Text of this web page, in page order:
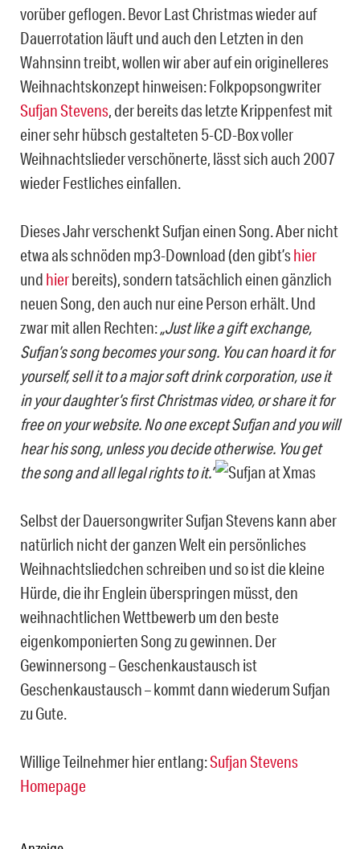
vorüber geflogen. Bevor Last Christmas wieder auf
Dauerrotation läuft und auch den Letzten in den
Wahnsinn treibt, wollen wir aber auf ein originelleres
Weihnachtskonzept hinweisen: Folkpopsongwriter
Sufjan Stevens, der bereits das letzte Krippenfest mit
einer sehr hübsch gestalteten 5-CD-Box voller
Weihnachtslieder verschönerte, lässt sich auch 2007
wieder Festliches einfallen.
Dieses Jahr verschenkt Sufjan einen Song. Aber nicht
etwa als schnöden mp3-Download (den gibt’shier
und hierbereits), sondern tatsächlich einen gänzlich
neuen Song, den auch nur eine Person erhält. Und
zwar mit allen Rechten:„Just like a gift exchange,
Sufjan’s song becomes your song. You can hoard it for
yourself, sell it to a major soft drink corporation, use it
in your daughter’s first Christmas video, or share it for
free on your website. No one except Sufjan and you will
hear his song, unless you decide otherwise. You get
the song and all legal rights to it.”
Selbst der Dauersongwriter Sufjan Stevens kann aber
natürlich nicht der ganzen Welt ein persönliches
Weihnachtsliedchen schreiben und so ist die kleine
Hürde, die ihr Englein überspringen müsst, den
weihnachtlichen Wettbewerb um den beste
eigenkomponierten Song zu gewinnen. Der
Gewinnersong – Geschenkaustausch ist
Geschenkaustausch – kommt dann wiederum Sufjan
zu Gute.
Willige Teilnehmer hier entlang:Sufjan Stevens
Homepage